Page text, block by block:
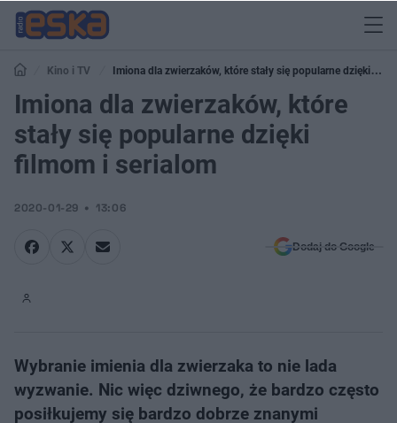
Kino i TV
Imiona dla zwierzaków, które stały się popularne dzięki
filmom i serialom
Imiona dla zwierzaków, które
stały się popularne dzięki
filmom i serialom
2020-01-29 13:06
Dodaj do Google
Wybranie imienia dla zwierzaka to nie lada
wyzwanie. Nic więc dziwnego, że bardzo często
posiłkujemy się bardzo dobrze znanymi